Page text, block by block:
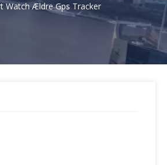
Watch Ældre Gps Tracker